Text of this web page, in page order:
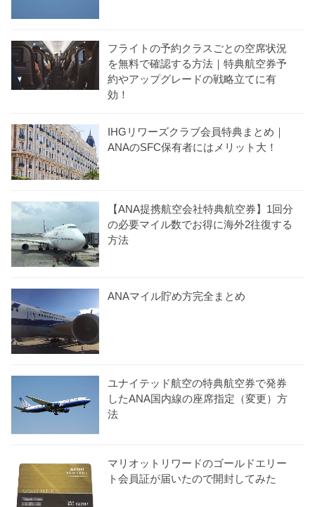
フライトの予約クラスごとの空席状況
を無料で確認する方法｜特典航空券予
約やアップグレードの戦略立てに有
効！
IHGリワーズクラブ会員特典まとめ｜
ANAのSFC保有者にはメリット大！
【ANA提携航空会社特典航空券】1回分
の必要マイル数でお得に海外2往復する
方法
ANAマイル貯め方完全まとめ
ユナイテッド航空の特典航空券で発券
したANA国内線の座席指定（変更）方
法
マリオットリワードのゴールドエリー
ト会員証が届いたので開封してみた